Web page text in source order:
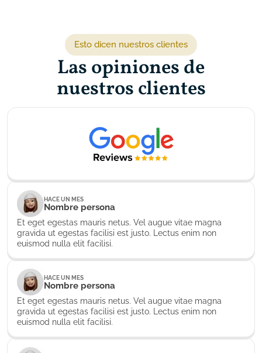
Esto dicen nuestros clientes
Las opiniones de
nuestros clientes
HACE UN MES
Nombre persona
Et eget egestas mauris netus. Vel augue vitae magna
gravida ut egestas facilisi est justo. Lectus enim non
euismod nulla elit facilisi.
HACE UN MES
Nombre persona
Et eget egestas mauris netus. Vel augue vitae magna
gravida ut egestas facilisi est justo. Lectus enim non
euismod nulla elit facilisi.